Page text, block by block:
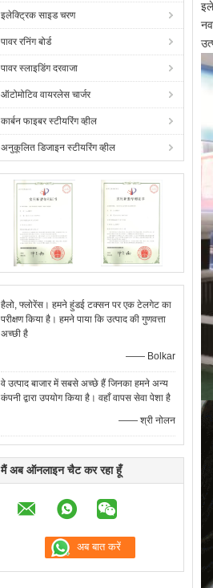
इलेक्ट्रिक साइड चरण
पावर रनिंग बोर्ड
पावर स्लाइडिंग दरवाजा
ऑटोमोटिव वायरलेस चार्जर
कार्बन फाइबर स्टीयरिंग व्हील
अनुकूलित डिजाइन स्टीयरिंग व्हील
हैलो, फ्लोरेंस। हमने हुंडई टक्सन पर एक टेलगेट का
परीक्षण किया है। हमने पाया कि उत्पाद की गुणवत्ता
अच्छी है
—— Bolkar
वे उत्पाद बाजार में सबसे अच्छे हैं जिनका हमने अन्य
कंपनी द्वारा उपयोग किया है। वहाँ वापस सेवा पेशा है
—— श्री नोलन
मैं अब ऑनलाइन चैट कर रहा हूँ